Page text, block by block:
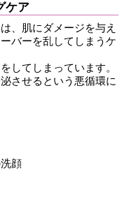
ケア
、肌にダメージを与え
バーを乱してしまうケ
してしまっています。
させるという悪循環に
顔